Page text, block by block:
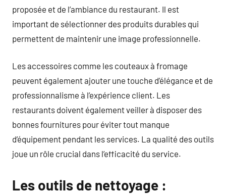
proposée et de l’ambiance du restaurant. Il est
important de sélectionner des produits durables qui
permettent de maintenir une image professionnelle.
Les accessoires comme les couteaux à fromage
peuvent également ajouter une touche d’élégance et de
professionnalisme à l’expérience client. Les
restaurants doivent également veiller à disposer des
bonnes fournitures pour éviter tout manque
d’équipement pendant les services. La qualité des outils
joue un rôle crucial dans l’efficacité du service.
Les outils de nettoyage :